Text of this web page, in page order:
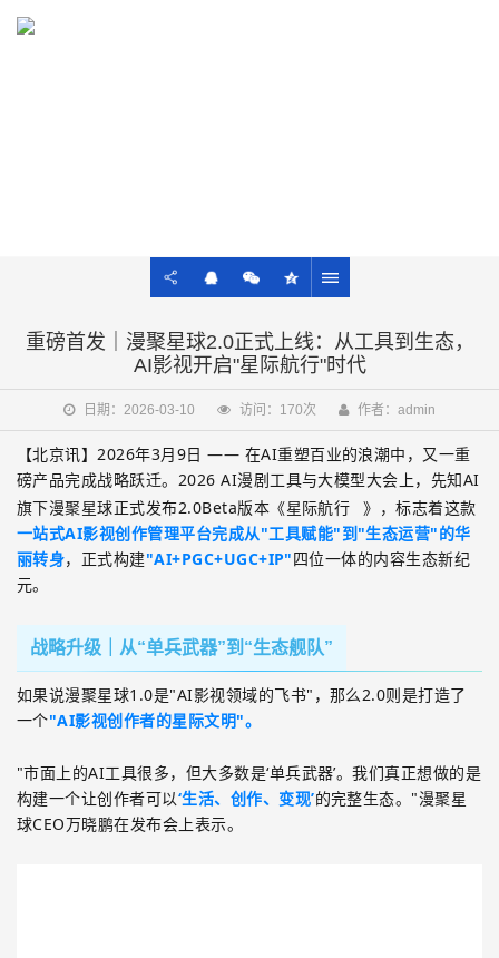
重磅首发｜漫聚星球2.0正式上线：从工具到生态，
AI影视开启"星际航行"时代
日期：2026-03-10 访问：170次 作者：admin
【北京讯】2026年3月9日 —— 在AI重塑百业的浪潮中，又一重
磅产品完成战略跃迁。 2026 AI漫剧工具与大模型大会上，先知AI
旗下漫聚星球正式发布2.0Beta版本《星际航行
》，标志着这款
一站式AI影视创作管理平台完成从"工具赋能"到"生态运营"的华
丽转身，正式构建"AI+PGC+UGC+IP"四位一体的内容生态新纪
元。
战略升级｜从“单兵武器”到“生态舰队”
如果说漫聚星球1.0是"AI影视领域的飞书" ，那么2.0则是打造了
一个"AI影视创作者的星际文明"。
"市面上的AI工具很多，但大多数是‘单兵武器’。我们真正想做的是
构建一个让创作者可以‘生活、创作、变现’的完整生态。 "漫聚星
球CEO万晓鹏在发布会上表示。